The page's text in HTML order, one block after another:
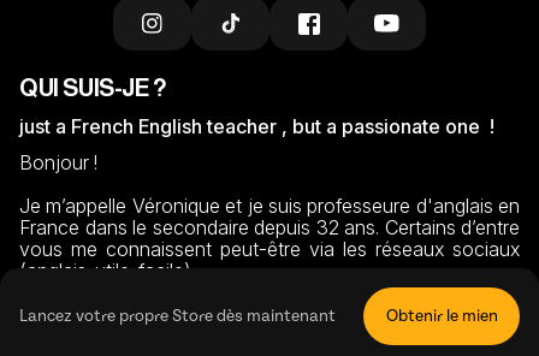
QUI SUIS-JE ?
just a French English teacher , but a passionate one  !
Bonjour !
Je m’appelle Véronique et je suis professeure d'anglais en
France dans le secondaire depuis 32 ans. Certains d’entre
vous me connaissent peut-être via les réseaux sociaux
(anglais_utile_facile).
J'adore enseigner mais j’aime surtout aider les élèves à
comprendre et maîtriser les bases de l’anglais.
Lancez votre propre Store dès maintenant Obtenir le mien